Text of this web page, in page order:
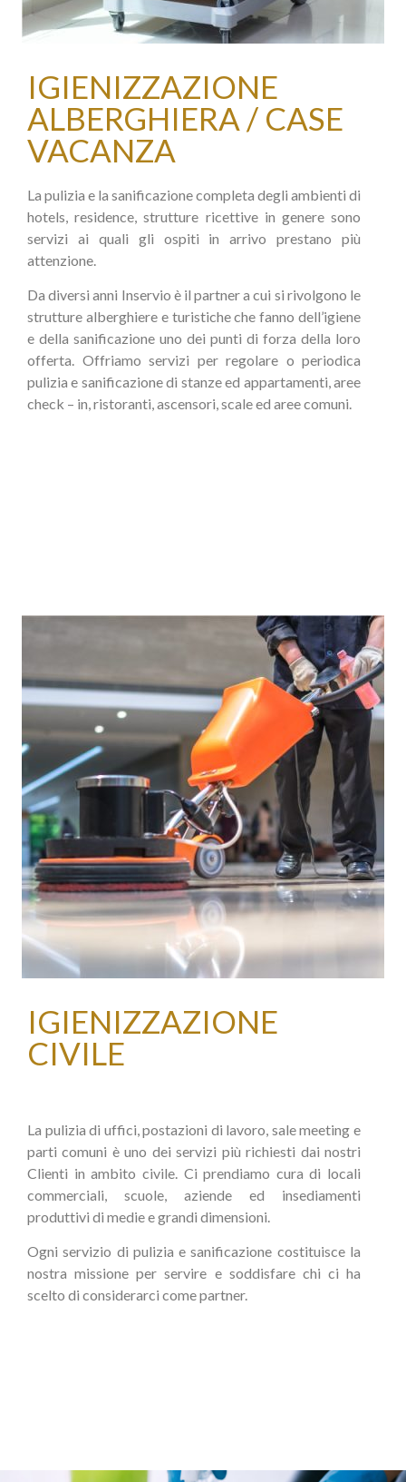
IGIENIZZAZIONE
ALBERGHIERA / CASE
VACANZA
La pulizia e la sanificazione completa degli ambienti di
hotels, residence, strutture ricettive in genere sono
servizi ai quali gli ospiti in arrivo prestano più
attenzione.
Da diversi anni Inservio è il partner a cui si rivolgono le
strutture alberghiere e turistiche che fanno dell’igiene
e della sanificazione uno dei punti di forza della loro
offerta. Offriamo servizi per regolare o periodica
pulizia e sanificazione di stanze ed appartamenti, aree
check – in, ristoranti, ascensori, scale ed aree comuni.
IGIENIZZAZIONE
CIVILE
La pulizia di uffici, postazioni di lavoro, sale meeting e
parti comuni è uno dei servizi più richiesti dai nostri
Clienti in ambito civile. Ci prendiamo cura di locali
commerciali, scuole, aziende ed insediamenti
produttivi di medie e grandi dimensioni.
Ogni servizio di pulizia e sanificazione costituisce la
nostra missione per servire e soddisfare chi ci ha
scelto di considerarci come partner.